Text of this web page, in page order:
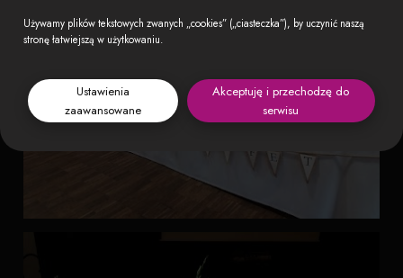
Używamy plików tekstowych zwanych „cookies” („ciasteczka”), by uczynić naszą
stronę łatwiejszą w użytkowaniu.
Ustawienia
zaawansowane
Akceptuję i przechodzę do
serwisu